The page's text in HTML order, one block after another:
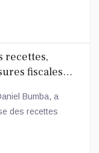
recettes,
fiscales
Bumba, a
des recettes